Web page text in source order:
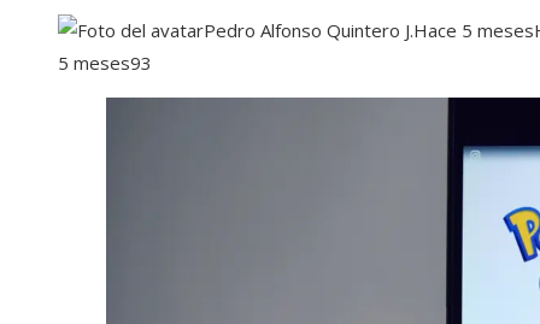
Pedro Alfonso Quintero J.Hace 5 meses
5 meses93